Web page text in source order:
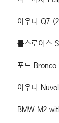
아우디 Q7
롤스로이스
포드 Bronco
아우디
BMW M2